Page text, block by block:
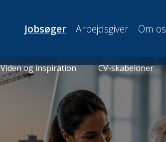
Jobsøger
Viden og inspiration CV-skabeloner
Arbejdsgiver Om os